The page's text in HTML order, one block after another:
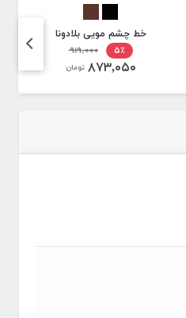
خط چشم مویی بلادونا
۵٪
۹۱۹,۰۰۰
۸۷۳,۰۵۰ تومان